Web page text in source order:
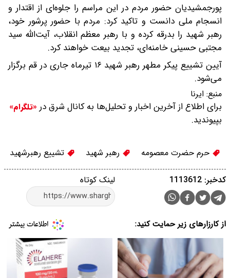
پورجمشیدیان حضور مردم در این مراسم را جلوه‌ای از اقتدار و
انسجام ملی دانست و تاکید کرد: مردم با حضور پرشور خود،
رهبر شهید را بدرقه کرده و با رهبر معظم انقلاب، آیت‌الله سید
مجتبی حسینی خامنه‌ای، تجدید بیعت خواهند کرد.
آیین تشییع پیکر مطهر رهبر شهید ۱۶ تیرماه جاری در قم برگزار
می‌شود.
منبع: ایرنا
برای اطلاع از آخرین اخبار و تحلیل‌ها به کانال شرق در «تلگرام»
بپیوندید.
حرم حضرت معصومه رهبر شهید تشییع رهبرشهید
لینک کوتاه کدخبر: 1113612
از کارزارهای زیر حمایت کنید: